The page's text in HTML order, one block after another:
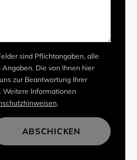
sind Pflichtangaben, alle
Die von Ihnen hier
zur Beantwortung Ihrer
Informationen
.
ABSCHICKEN